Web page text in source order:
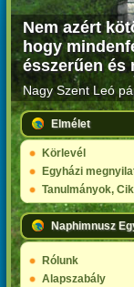
Nem azért
hogy
ésszerűen és
Nagy Szent Leó
Elmélet
Körlevél
Egyházi
Tanulmányok,
Naphimnusz
Rólunk
Alapszabály